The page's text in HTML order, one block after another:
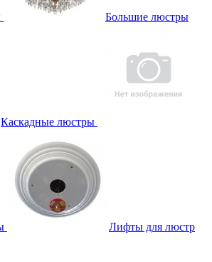
Большие люстры
Каскадные люстры
Лифты для люстр